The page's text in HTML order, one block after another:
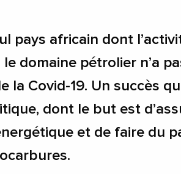
pays africain dont
domaine pétrolier n’a
la Covid-19. Un succès
dont le but est
et de faire du